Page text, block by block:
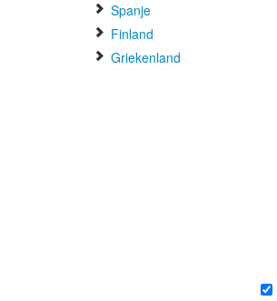
Spanje
Finland
Griekenland